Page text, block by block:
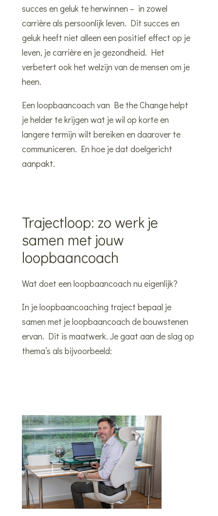
succes en geluk te herwinnen – in zowel
carrière als persoonlijk leven. Dit succes en
geluk heeft niet alleen een positief effect op je
leven, je carrière en je gezondheid. Het
verbetert ook het welzijn van de mensen om je
heen.
Een loopbaancoach van Be the Change helpt
je helder te krijgen wat je wil op korte en
langere termijn wilt bereiken en daarover te
communiceren. En hoe je dat doelgericht
aanpakt.
Trajectloop: zo werk je
samen met jouw
loopbaancoach
Wat doet een loopbaancoach nu eigenlijk?
In je loopbaancoaching traject bepaal je
samen met je loopbaancoach de bouwstenen
ervan. Dit is maatwerk. Je gaat aan de slag op
thema’s als bijvoorbeeld: